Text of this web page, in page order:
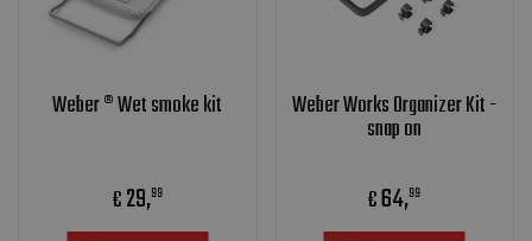
Weber ® Wet smoke kit
€29,99
Weber Works Organizer Kit -
snap on
€64,99